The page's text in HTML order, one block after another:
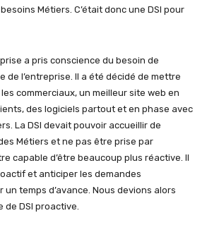
Métiers. C’était donc une DSI pour
a pris conscience du besoin de
de l’entreprise. Il a été décidé de mettre
commerciaux, un meilleur site web en
des logiciels partout et en phase avec
La DSI devait pouvoir accueillir de
Métiers et ne pas être prise par
capable d’être beaucoup plus réactive. Il
et anticiper les demandes
temps d’avance. Nous devions alors
de DSI proactive.